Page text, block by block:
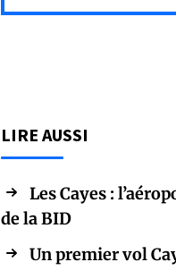
LIRE AUSSI
Les Cayes :
de la BID
Un premier vol